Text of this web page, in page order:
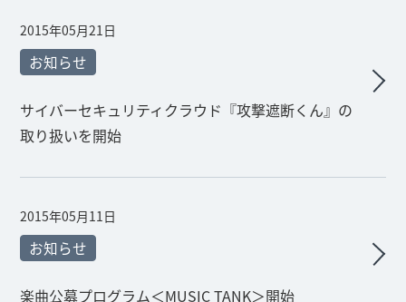
2015年05月21日
お知らせ
サイバーセキュリティクラウド『攻撃遮断くん』の
取り扱いを開始
2015年05月11日
お知らせ
楽曲公募プログラム＜MUSIC TANK＞開始